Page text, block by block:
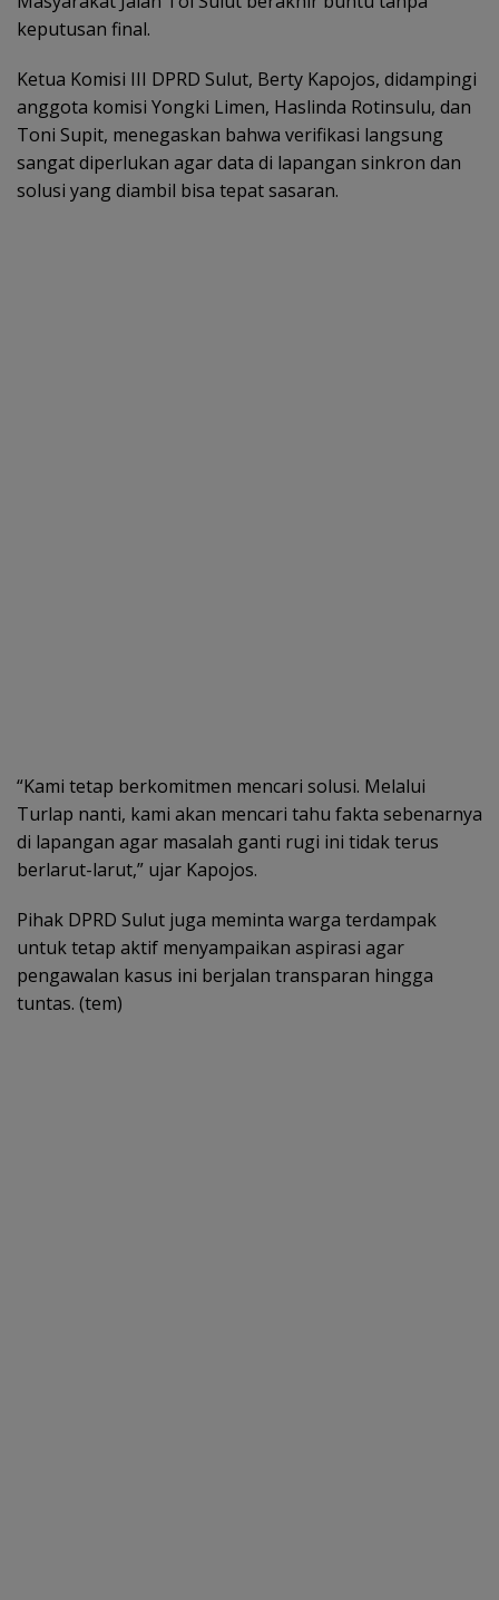
keputusan final.
Ketua Komisi III DPRD Sulut, Berty Kapojos, didampingi
anggota komisi Yongki Limen, Haslinda Rotinsulu, dan
Toni Supit, menegaskan bahwa verifikasi langsung
sangat diperlukan agar data di lapangan sinkron dan
solusi yang diambil bisa tepat sasaran.
“Kami tetap berkomitmen mencari solusi. Melalui
Turlap nanti, kami akan mencari tahu fakta sebenarnya
di lapangan agar masalah ganti rugi ini tidak terus
berlarut-larut,” ujar Kapojos.
Pihak DPRD Sulut juga meminta warga terdampak
untuk tetap aktif menyampaikan aspirasi agar
pengawalan kasus ini berjalan transparan hingga
tuntas. (tem)